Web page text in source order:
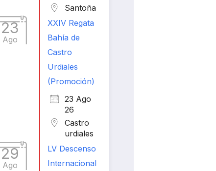
Santoña
23
Ago
XXIV Regata
Bahía de
Castro
Urdiales
(Promoción)
23 Ago
26
Castro
urdiales
29
Ago
LV Descenso
Internacional